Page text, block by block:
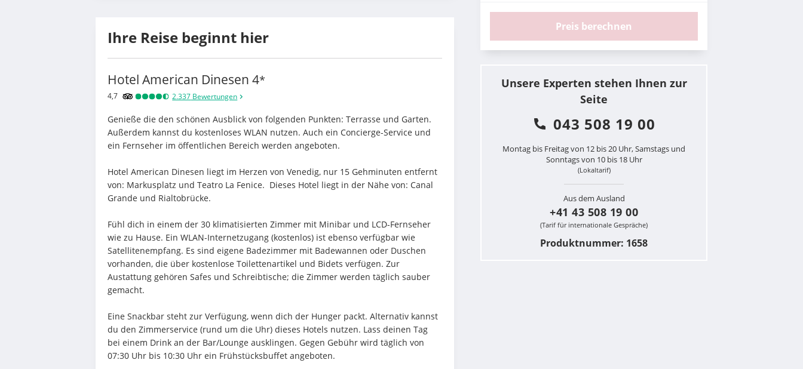
Preis berechnen
Unsere Experten stehen Ihnen zur
Seite
043 508 19 00
Montag bis Freitag von 12 bis 20 Uhr, Samstags und
Sonntags von 10 bis 18 Uhr
(Lokaltarif)
Aus dem Ausland
+41 43 508 19 00
(Tarif für internationale Gespräche)
Produktnummer: 1658
Ihre Reise beginnt hier
Hotel American Dinesen 4*
4,7 2.337 Bewertungen
Genieße die den schönen Ausblick von folgenden Punkten: Terrasse und Garten.
Außerdem kannst du kostenloses WLAN nutzen. Auch ein Concierge-Service und
ein Fernseher im öffentlichen Bereich werden angeboten.
Hotel American Dinesen liegt im Herzen von Venedig, nur 15 Gehminuten entfernt
von: Markusplatz und Teatro La Fenice.  Dieses Hotel liegt in der Nähe von: Canal
Grande und Rialtobrücke.
Fühl dich in einem der 30 klimatisierten Zimmer mit Minibar und LCD-Fernseher
wie zu Hause. Ein WLAN-Internetzugang (kostenlos) ist ebenso verfügbar wie
Satellitenempfang. Es sind eigene Badezimmer mit Badewannen oder Duschen
vorhanden, die über kostenlose Toilettenartikel und Bidets verfügen. Zur
Austattung gehören Safes und Schreibtische; die Zimmer werden täglich sauber
gemacht.
Eine Snackbar steht zur Verfügung, wenn dich der Hunger packt. Alternativ kannst
du den Zimmerservice (rund um die Uhr) dieses Hotels nutzen. Lass deinen Tag
bei einem Drink an der Bar/Lounge ausklingen. Gegen Gebühr wird täglich von
07:30 Uhr bis 10:30 Uhr ein Frühstücksbuffet angeboten.